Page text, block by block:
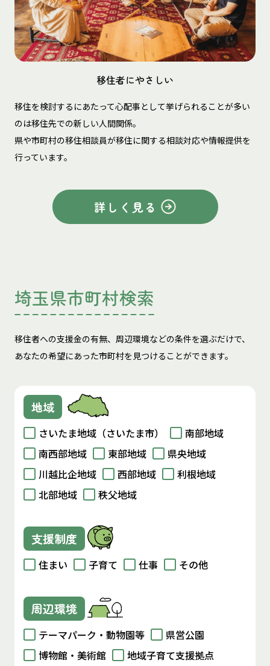
移住者にやさしい
移住を検討するにあたって心配事として挙げられることが多い
のは移住先での新しい人間関係。
県や市町村の移住相談員が移住に関する相談対応や情報提供を
行っています。
詳しく見る
埼玉県市町村検索
移住者への支援金の有無、周辺環境などの条件を選ぶだけで、
あなたの希望にあった市町村を見つけることができます。
地域
さいたま地域（さいたま市）
南部地域
南西部地域
東部地域
県央地域
川越比企地域
西部地域
利根地域
北部地域
秩父地域
支援制度
住まい 子育て 仕事 その他
周辺環境
テーマパーク・動物園等
県営公園
博物館・美術館
地域子育て支援拠点